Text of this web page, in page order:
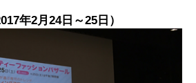
年2月24日～25日）